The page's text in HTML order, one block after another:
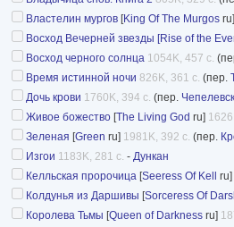
Властелин мургов [King Of The Murgos ru]
Восход Вечерней звезды [Rise of the
Восход черного солнца 1054K, 457 с.
Время истинной ночи 826K, 361 с. (пер.
Дочь крови 1760K, 394 с. (пер.
Живое божество [The Living God ru]
Зеленая [Green ru] 1981K, 392 с. (пер.
Изгои 1183K, 281 с. - Дункан
Келльская пророчица [Seeress Of Kell ru]
Колдунья из Даршивы [Sorceress Of
Королева Тьмы [Queen of Darkness ru]